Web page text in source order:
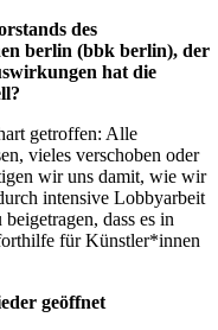
des
berlin (bbk berlin), der
hat die
getroffen: Alle
vieles verschoben oder
wir uns damit, wie wir
intensive Lobbyarbeit
dass es in
für Künstler*innen
geöffnet